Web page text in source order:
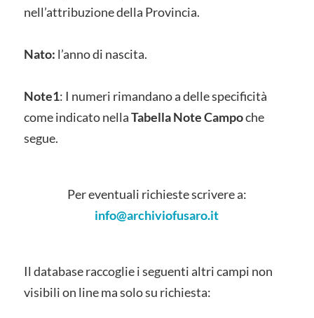
nell’attribuzione della Provincia.
Nato: l’anno di nascita.
Note1: I numeri rimandano a delle specificità
come indicato nellaTabella Note Campoche
segue.
Per eventuali richieste scrivere a:
info@archiviofusaro.it
Il database raccoglie i seguenti altri campi non
visibili on line ma solo su richiesta: